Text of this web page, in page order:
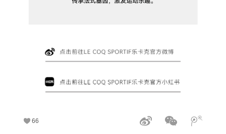
66